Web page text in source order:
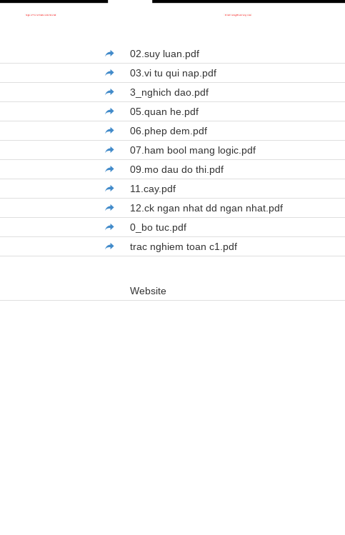
02.suy luan.pdf
03.vi tu qui nap.pdf
3_nghich dao.pdf
05.quan he.pdf
06.phep dem.pdf
07.ham bool mang logic.pdf
09.mo dau do thi.pdf
11.cay.pdf
12.ck ngan nhat dd ngan nhat.pdf
0_bo tuc.pdf
trac nghiem toan c1.pdf
Website